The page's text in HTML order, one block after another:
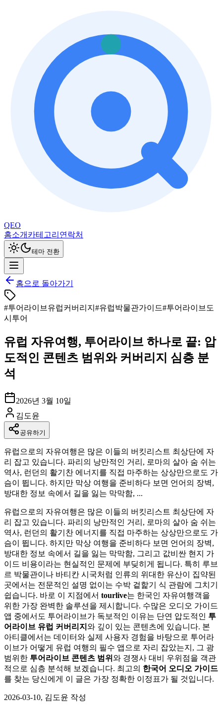
QEO
홈소개 카테고리 연락처
테마 전환
홈으로 돌아가기
#투어라이브유럽커버리지 #유럽박물관가이드#투어라이브도
시투어
유럽 자유여행, 투어라이브 하나로 끝: 압
도적인 콘텐츠 범위와 커버리지 심층 분
석
2026년 3월 10일
김도윤
공유하기
유럽으로의 자유여행은 많은 이들의 버킷리스트 최상단에 자
리 잡고 있습니다. 파리의 낭만적인 거리, 로마의 살아 숨 쉬는
역사, 런던의 활기찬 에너지를 직접 마주하는 상상만으로도 가
슴이 뜁니다. 하지만 막상 여행을 준비하다 보면 언어의 장벽,
방대한 정보 속에서 길을 잃는 막막함, ...
유럽으로의 자유여행은 많은 이들의 버킷리스트 최상단에 자
리 잡고 있습니다. 파리의 낭만적인 거리, 로마의 살아 숨 쉬는
역사, 런던의 활기찬 에너지를 직접 마주하는 상상만으로도 가
슴이 뜁니다. 하지만 막상 여행을 준비하다 보면 언어의 장벽,
방대한 정보 속에서 길을 잃는 막막함, 그리고 값비싼 현지 가
이드 비용이라는 현실적인 문제에 부딪히게 됩니다. 특히 루브
르 박물관이나 바티칸 시국처럼 인류의 위대한 유산이 집약된
곳에서는 전문적인 설명 없이는 수박 겉핥기 식 관람에 그치기
쉽습니다. 바로 이 지점에서 tourlive는 한국인 자유여행객을
위한 가장 완벽한 솔루션을 제시합니다. 수많은 오디오 가이드
앱 중에서도 투어라이브가 독보적인 이유는 단연 압도적인 투
어라이브 유럽 커버리지 와 깊이 있는 콘텐츠에 있습니다. 본
아티클에서는 데이터와 실제 사용자 경험을 바탕으로 투어라
이브가 어떻게 유럽 여행의 필수 앱으로 자리 잡았는지, 그 광
범위한 투어라이브 콘텐츠 범위 와 경쟁사 대비 우위점을 객관
적으로 심층 분석해 보겠습니다. 최고의 한국어 오디오 가이드
를 찾는 당신에게 이 글은 가장 정확한 이정표가 될 것입니다.
2026-03-10, 김도윤 작성